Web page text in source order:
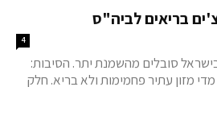
בריאים לביה"ס
4
סובלים מהשמנת יתר. הסיבות:
מדי מזון עתיר פחמימות ולא בריא. חלק